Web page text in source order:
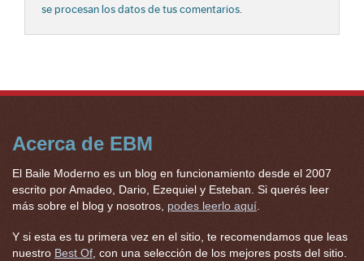
se procesan los datos de tus comentarios.
Acerca de EBM
El Baile Moderno es un blog en funcionamiento desde el 2007
escrito por Amadeo, Dario, Ezequiel y Esteban. Si querés leer
más sobre el blog y nosotros, podes leerlo aquí.
Y si esta es tu primera vez en el sitio, te recomendamos que leas
nuestro Best Of, con una selección de los mejores posts del sitio.